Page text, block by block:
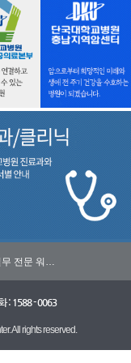
무 전문 워…
: 1588 - 0063
All rights reserved.